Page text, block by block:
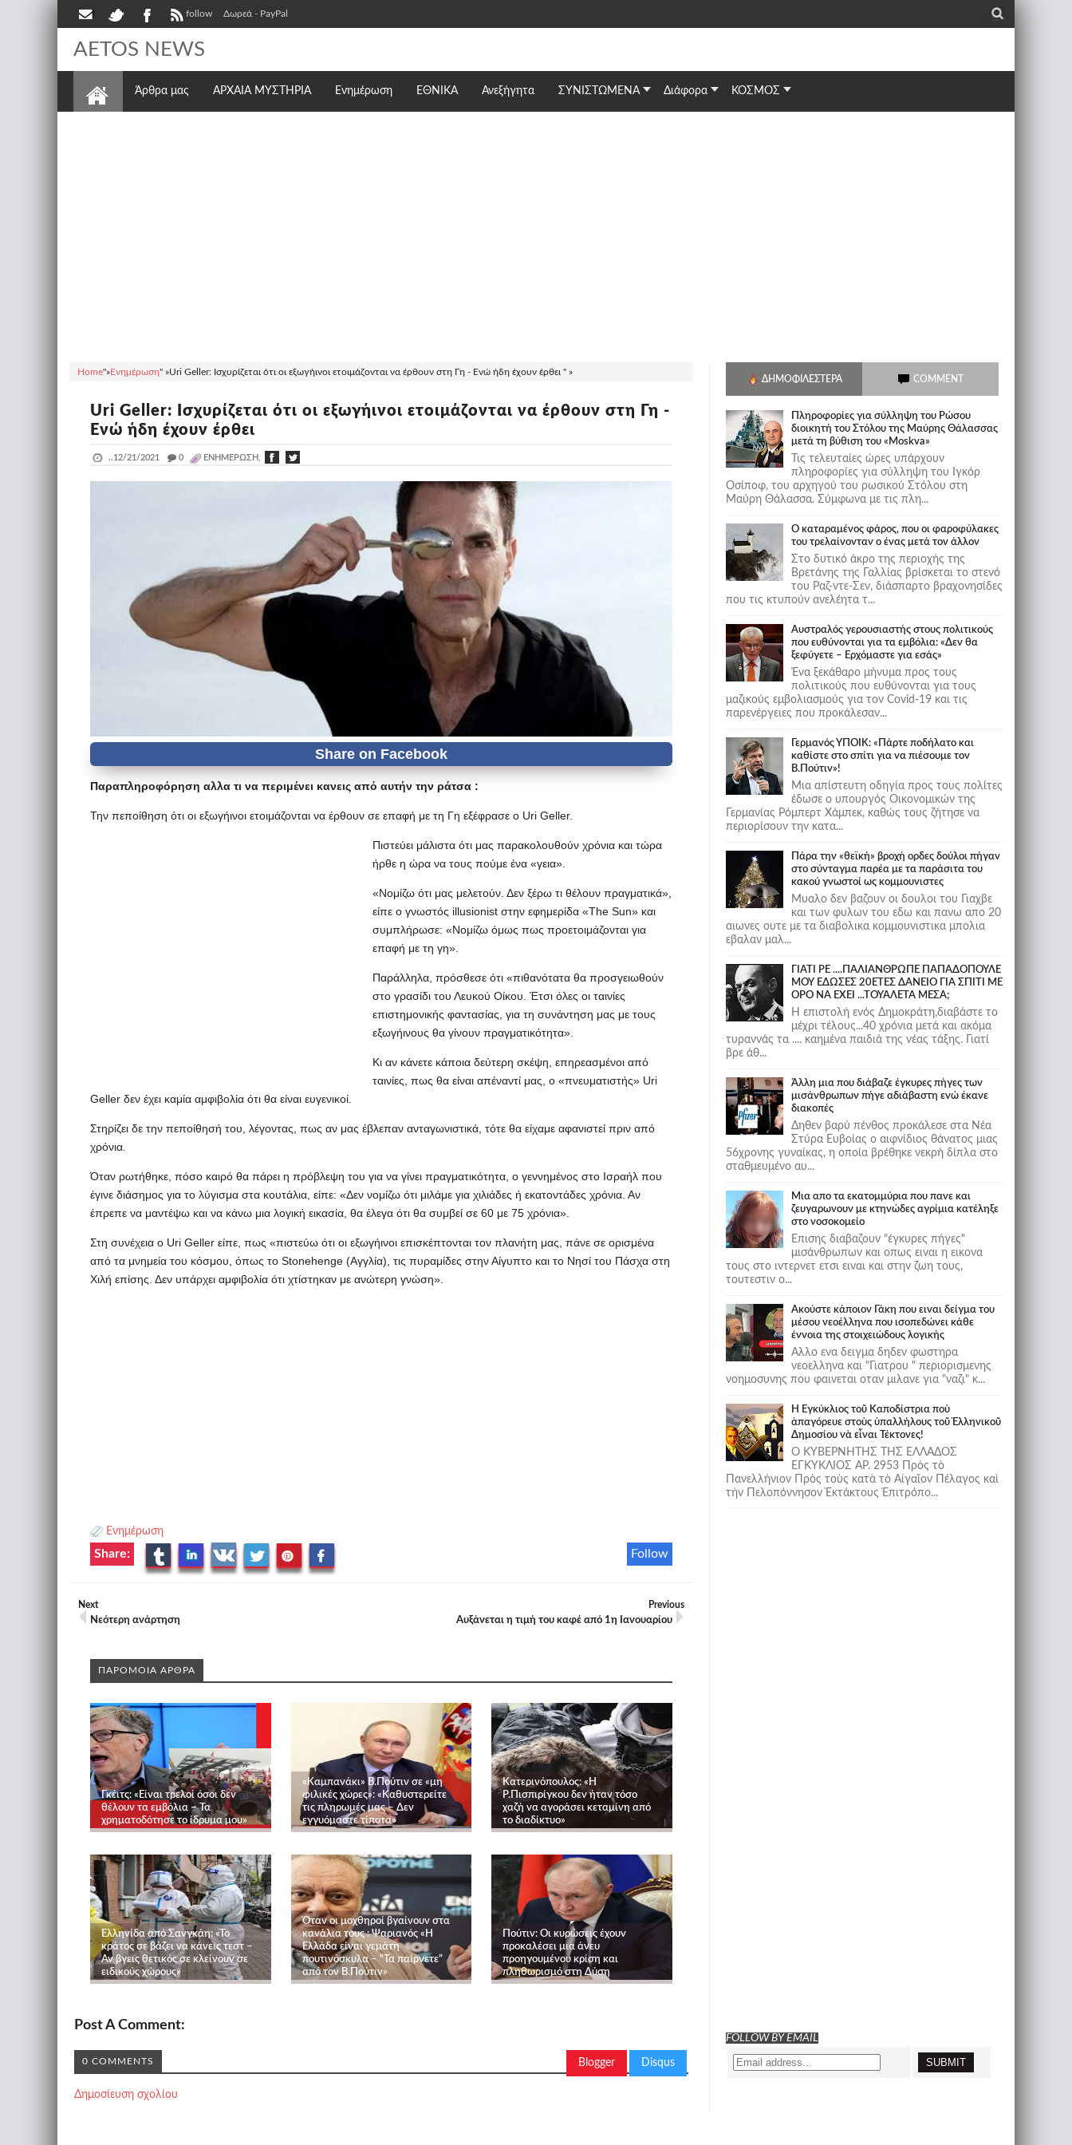
follow Δωρεά - PayPal _
AETOS NEWS
Άρθρα μας ΑΡΧΑΙΑ ΜΥΣΤΗΡΙΑ Ενημέρωση ΕΘΝΙΚΆ Ανεξήγητα ΣΥΝΙΣΤΩΜΕΝΑ Διάφορα ΚΟΣΜΟΣ
Home"»Ενημέρωση" »Uri Geller: Ισχυρίζεται ότι οι εξωγήινοι ετοιμάζονται να έρθουν στη Γη - Ενώ ήδη έχουν έρθει " »
Uri Geller: Ισχυρίζεται ότι οι εξωγήινοι ετοιμάζονται να έρθουν στη Γη -
Ενώ ήδη έχουν έρθει
..12/21/2021 _ 0 ΕΝΗΜΈΡΩΣΗ,
Παραπληροφόρηση αλλα τι να περιμένει κανεις από αυτήν την ράτσα :
Την πεποίθηση ότι οι εξωγήινοι ετοιμάζονται να έρθουν σε επαφή με τη Γη εξέφρασε ο Uri Geller.
Πιστεύει μάλιστα ότι μας παρακολουθούν χρόνια και τώρα
ήρθε η ώρα να τους πούμε ένα «γεια».
«Νομίζω ότι μας μελετούν. Δεν ξέρω τι θέλουν πραγματικά»,
είπε ο γνωστός illusionist στην εφημερίδα «The Sun» και
συμπλήρωσε: «Νομίζω όμως πως προετοιμάζονται για
επαφή με τη γη».
Παράλληλα, πρόσθεσε ότι «πιθανότατα θα προσγειωθούν
στο γρασίδι του Λευκού Οίκου. Έτσι όλες οι ταινίες
επιστημονικής φαντασίας, για τη συνάντηση μας με τους
εξωγήινους θα γίνουν πραγματικότητα».
Κι αν κάνετε κάποια δεύτερη σκέψη, επηρεασμένοι από
ταινίες, πως θα είναι απέναντί μας, ο «πνευματιστής» Uri
Geller δεν έχει καμία αμφιβολία ότι θα είναι ευγενικοί.
Στηρίζει δε την πεποίθησή του, λέγοντας, πως αν μας έβλεπαν ανταγωνιστικά, τότε θα είχαμε αφανιστεί πριν από
χρόνια.
Όταν ρωτήθηκε, πόσο καιρό θα πάρει η πρόβλεψη του για να γίνει πραγματικότητα, ο γεννημένος στο Ισραήλ που
έγινε διάσημος για το λύγισμα στα κουτάλια, είπε: «Δεν νομίζω ότι μιλάμε για χιλιάδες ή εκατοντάδες χρόνια. Αν
έπρεπε να μαντέψω και να κάνω μια λογική εικασία, θα έλεγα ότι θα συμβεί σε 60 με 75 χρόνια».
Στη συνέχεια ο Uri Geller είπε, πως «πιστεύω ότι οι εξωγήινοι επισκέπτονται τον πλανήτη μας, πάνε σε ορισμένα
από τα μνημεία του κόσμου, όπως το Stonehenge (Αγγλία), τις πυραμίδες στην Αίγυπτο και το Νησί του Πάσχα στη
Χιλή επίσης. Δεν υπάρχει αμφιβολία ότι χτίστηκαν με ανώτερη γνώση».
Ενημέρωση
Follow
Share:
Next
Νεότερη ανάρτηση
Previous
Αυξάνεται η τιμή του καφέ από 1η Ιανουαρίου
ΠΑΡΟΜΟΙΑ ΑΡΘΡΑ
Γκέιτς: «Είναι τρελοί όσοι δεν
θέλουν τα εμβόλια – Τα
χρηματοδότησε το ίδρυμα μου»
«Καμπανάκι» Β.Πούτιν σε «μη
φιλικές χώρες»: «Καθυστερείτε
τις πληρωμές μας – Δεν
εγγυόμαστε τίποτα»
Κατερινόπουλος: «Η
Ρ.Πισπιρίγκου δεν ήταν τόσο
χαζή να αγοράσει κεταμίνη από
το διαδίκτυο»
Ελληνίδα από Σανγκάη: «Το
κράτος σε βάζει να κάνεις τεστ –
Αν βγεις θετικός σε κλείνουν σε
ειδικούς χώρους»
Όταν οι μοχθηροί βγαίνουν στα
κανάλια τους : Ψαριανός «Η
Ελλάδα είναι γεμάτη
πουτινόσκυλα – “Τα παίρνετε”
από τον Β.Πούτιν»
Πούτιν: Οι κυρώσεις έχουν
προκαλέσει μια άνευ
προηγουμένου κρίση και
πληθωρισμό στη Δύση
Post A Comment:
Blogger Disqus
0 COMMENTS
Δημοσίευση σχολίου
ΔΗΜΟΦΙΛΈΣΤΕΡΑ COMMENT
Πληροφορίες για σύλληψη του Ρώσου
διοικητή του Στόλου της Mαύρης Θάλασσας
μετά τη βύθιση του «Moskva»
Τις τελευταίες ώρες υπάρχουν
πληροφορίες για σύλληψη του Ιγκόρ
Οσίποφ, του αρχηγού του ρωσικού Στόλου στη
Μαύρη Θάλασσα. Σύμφωνα με τις πλη...
Ο καταραμένος φάρος, που οι φαροφύλακες
του τρελαίνονταν ο ένας μετά τον άλλον
Στο δυτικό άκρο της περιοχής της
Βρετάνης της Γαλλίας βρίσκεται το στενό
του Ραζ-ντε-Σεν, διάσπαρτο βραχονησίδες
που τις κτυπούν ανελέητα τ...
Αυστραλός γερουσιαστής στους πολιτικούς
που ευθύνονται για τα εμβόλια: «Δεν θα
ξεφύγετε – Ερχόμαστε για εσάς»
Ένα ξεκάθαρο μήνυμα προς τους
πολιτικούς που ευθύνονται για τους
μαζικούς εμβολιασμούς για τον Covid-19 και τις
παρενέργειες που προκάλεσαν...
Γερμανός ΥΠΟΙΚ: «Πάρτε ποδήλατο και
καθίστε στο σπίτι για να πιέσουμε τον
Β.Πούτιν»!
Μια απίστευτη οδηγία προς τους πολίτες
έδωσε ο υπουργός Οικονομικών της
Γερμανίας Ρόμπερτ Χάμπεκ, καθώς τους ζήτησε να
περιορίσουν την κατα...
Πάρα την «θεϊκή» βροχή ορδες δούλοι πήγαν
στο σύνταγμα παρέα με τα παράσιτα του
κακού γνωστοί ως κομμουνιστες
Μυαλο δεν βαζουν οι δουλοι του Γιαχβε
και των φυλων του εδω και πανω απο 20
αιωνες ουτε με τα διαβολικα κομμουνιστικα μπολια
εβαλαν μαλ...
ΓΙΑΤΙ ΡΕ ....ΠΑΛΙΑΝΘΡΩΠΕ ΠΑΠΑΔΟΠΟΥΛΕ
ΜΟΥ ΕΔΩΣΕΣ 20ΕΤΕΣ ΔΑΝΕΙΟ ΓΙΑ ΣΠΙΤΙ ΜΕ
ΟΡΟ ΝΑ ΕΧΕΙ ...ΤΟΥΑΛΕΤΑ ΜΕΣΑ;
Η επιστολή ενός Δημοκράτη,διαβάστε το
μέχρι τέλους...40 χρόνια μετά και ακόμα
τυραννάς τα .... καημένα παιδιά της νέας τάξης. Γιατί
βρε άθ...
Άλλη μια που διάβαζε έγκυρες πήγες των
μισάνθρωπων πήγε αδιάβαστη ενώ έκανε
διακοπές
Δηθεν βαρύ πένθος προκάλεσε στα Νέα
Στύρα Ευβοίας ο αιφνίδιος θάνατος μιας
56χρονης γυναίκας, η οποία βρέθηκε νεκρή δίπλα στο
σταθμευμένο αυ...
Μια απο τα εκατομμύρια που πανε και
ζευγαρωνουν με κτηνώδες αγρίμια κατέληξε
στο νοσοκομείο
Επισης διαβαζουν "έγκυρες πήγες"
μισάνθρωπων και οπως ειναι η εικονα
τους στο ιντερνετ ετσι ειναι και στην ζωη τους,
τουτεστιν ο...
Ακούστε κάποιον Γάκη που ειναι δείγμα του
μέσου νεοέλληνα που ισοπεδώνει κάθε
έννοια της στοιχειώδους λογικής
Αλλο ενα δειγμα δηδεν φωστηρα
νεοελληνα και "Γιατρου " περιορισμενης
νοημοσυνης που φαινεται οταν μιλανε για "ναζι" κ...
Ἡ Ἐγκύκλιος τοῦ Καποδίστρια ποὺ
ἀπαγόρευε στοὺς ὑπαλλήλους τοῦ Ἑλληνικοῦ
Δημοσίου νὰ εἶναι Τέκτονες!
Ο ΚΥΒΕΡΝΗΤΗΣ ΤΗΣ ΕΛΛΑΔΟΣ
ΕΓΚΥΚΛΙΟΣ ΑΡ. 2953 Πρὸς τὸ
Πανελλήνιον Πρὸς τοὺς κατὰ τὸ Αἰγαῖον Πέλαγος καὶ
τὴν Πελοπόννησον Ἐκτάκτους Ἐπιτρόπο...
FOLLOW BY EMAIL